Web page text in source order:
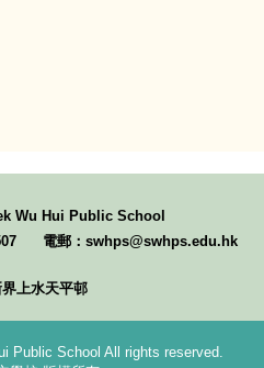
Wu Hui Public School
電郵：swhps@swhps.edu.hk
上水天平邨
Public School All rights reserved.